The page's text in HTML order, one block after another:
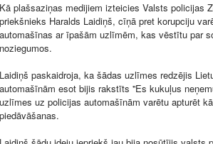
Kā plašsaziņas medijiem izteicies Valsts policijas
priekšnieks Haralds Laidiņš, cīņā pret korupciju
automašīnas ar īpašām uzlīmēm, kas vēstītu par
noziegumos.
Laidiņš paskaidroja, ka šādas uzlīmes redzējis
automašīnām esot bijis rakstīts ''Es kukuļus
uzlīmes uz policijas automašīnām varētu apturēt
piedāvāšanas.